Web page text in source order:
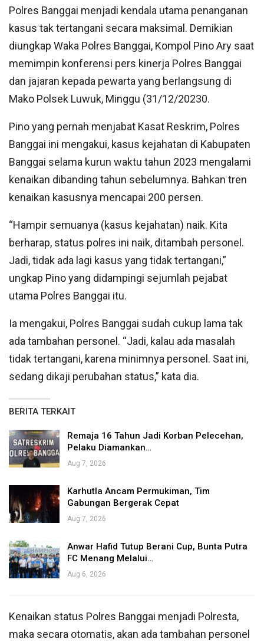
Polres Banggai menjadi kendala utama penanganan
kasus tak tertangani secara maksimal. Demikian
diungkap Waka Polres Banggai, Kompol Pino Ary saat
memimpin konferensi pers kinerja Polres Banggai
dan jajaran kepada pewarta yang berlangsung di
Mako Polsek Luwuk, Minggu (31/12/20230.
Pino yang pernah menjabat Kasat Reskrim, Polres
Banggai ini mengakui, kasus kejahatan di Kabupaten
Banggai selama kurun waktu tahun 2023 mengalami
kenaikan dibanding tahun sebelumnya. Bahkan tren
kenaikan kasusnya mencapai 200 persen.
“Hampir semuanya (kasus kejahatan) naik. Kita
berharap, status polres ini naik, ditambah personel.
Jadi, tidak ada lagi kasus yang tidak tertangani,”
ungkap Pino yang didampingi sejumlah pejabat
utama Polres Banggai itu.
Ia mengakui, Polres Banggai sudah cukup lama tak
ada tambahan personel. “Jadi, kalau ada masalah
tidak tertangani, karena minimnya personel. Saat ini,
sedang dikaji perubahan status,” kata dia.
BERITA TERKAIT
Remaja 16 Tahun Jadi Korban Pelecehan,
Pelaku Diamankan…
Aug 7, 2026
Karhutla Ancam Permukiman, Tim
Gabungan Bergerak Cepat
Aug 7, 2026
Anwar Hafid Tutup Berani Cup, Bunta Putra
FC Menang Melalui…
Aug 6, 2026
Kenaikan status Polres Banggai menjadi Polresta,
maka secara otomatis, akan ada tambahan personel